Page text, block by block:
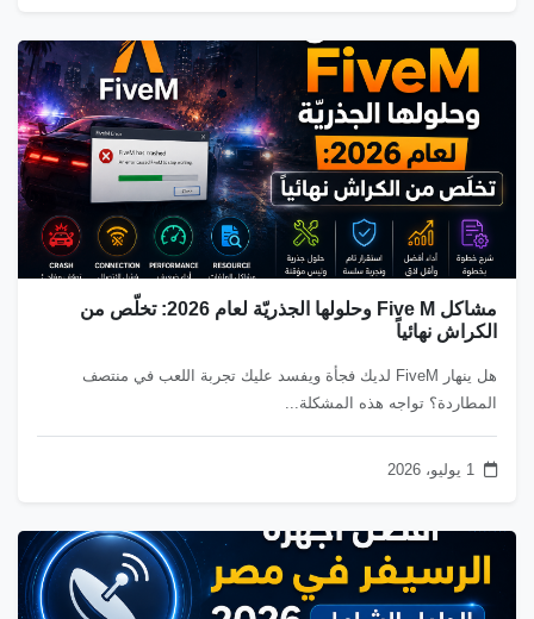
مشاكل Five M وحلولها الجذريّة لعام 2026: تخلّص من
الكراش نهائياً
هل ينهار FiveM لديك فجأة ويفسد عليك تجربة اللعب في منتصف
المطاردة؟ تواجه هذه المشكلة...